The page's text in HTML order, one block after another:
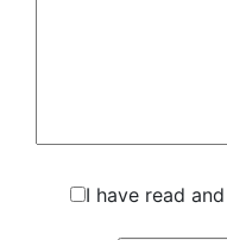
I have read